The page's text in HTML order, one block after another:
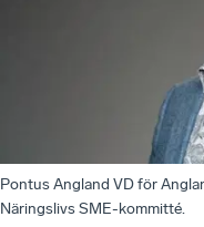
Pontus Angland VD för
Näringslivs SME-kommitté.